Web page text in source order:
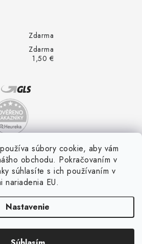
súbory cookie, aby vám
obchodu. Pokračovaním v
súhlasíte s ich používaním v
nariadenia EU.
Nastavenie
Zdarma
Zdarma
1,50 €